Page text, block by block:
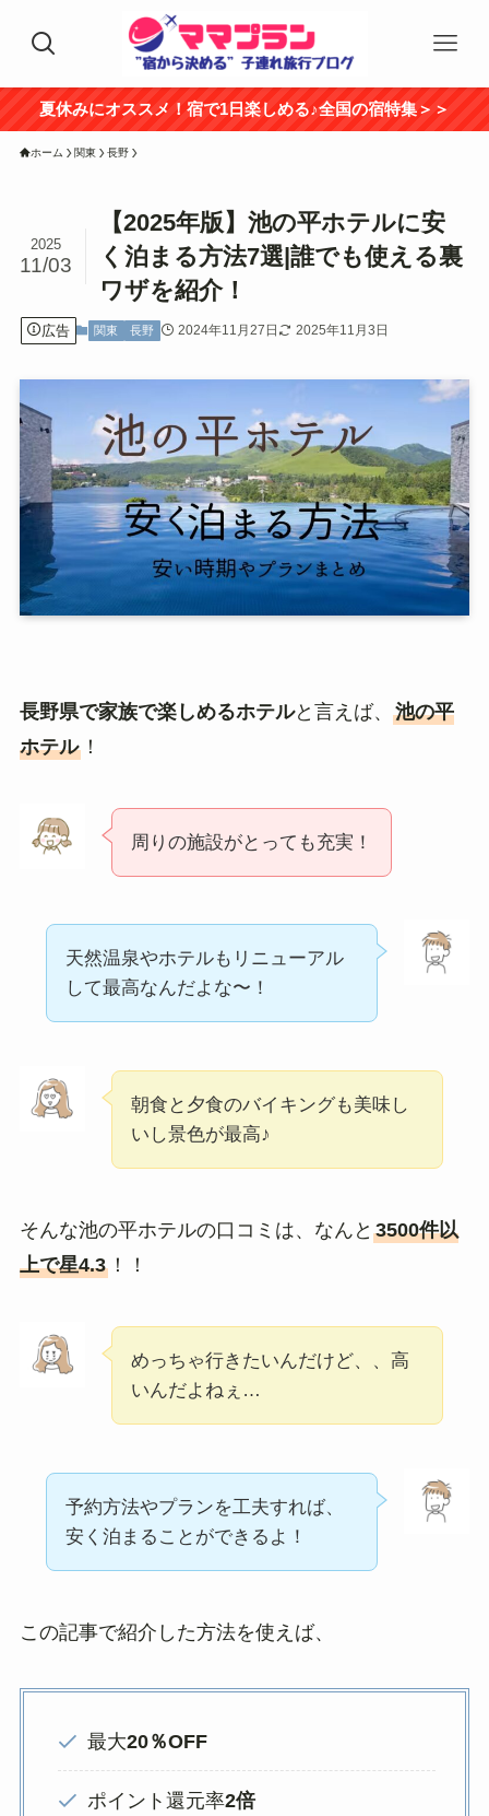
夏休みにオススメ！宿で1日楽しめる♪全国の宿特集＞＞
ホーム 関東 長野
【2025年版】池の平ホテルに安
く泊まる方法7選|誰でも使える裏
ワザを紹介！
2025
11/03
広告 関東 長野 2024年11月27日 2025年11月3日
長野県で家族で楽しめるホテルと言えば、 池の平
ホテル！
周りの施設がとっても充実！
天然温泉やホテルもリニューアル
して最高なんだよな〜！
朝食と夕食のバイキングも美味し
いし景色が最高♪
そんな池の平ホテルの口コミは、なんと 3500件以
上で星4.3！！
めっちゃ行きたいんだけど、、高
いんだよねぇ…
予約方法やプランを工夫すれば、
安く泊まることができるよ！
この記事で紹介した方法を使えば、
最大20％OFF
ポイント還元率2倍